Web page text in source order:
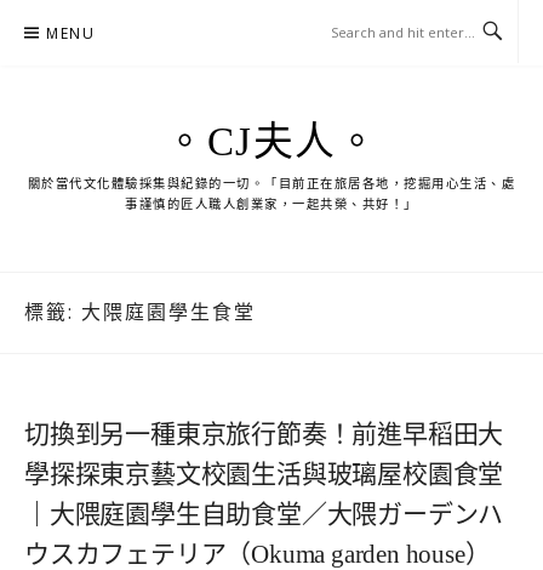
MENU
。CJ夫人。
關於當代文化體驗採集與紀錄的一切。「目前正在旅居各地，挖掘用心生活、處
事謹慎的匠人職人創業家，一起共榮、共好！」
標籤: 大隈庭園學生食堂
切換到另一種東京旅行節奏！前進早稻田大
學探探東京藝文校園生活與玻璃屋校園食堂
｜大隈庭園學生自助食堂／大隈ガーデンハ
ウスカフェテリア（Okuma garden house）